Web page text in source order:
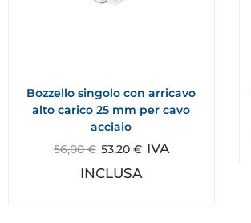
Bozzello singolo con arricavo
alto carico 25 mm per cavo
acciaio
56,00€ 53,20 € IVA
INCLUSA